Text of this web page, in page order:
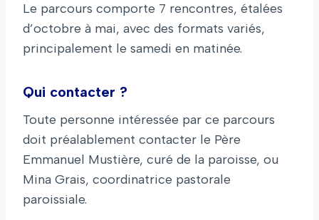
Le parcours comporte 7 rencontres, étalées
d’octobre à mai, avec des formats variés,
principalement le samedi en matinée.
Qui contacter ?
Toute personne intéressée par ce parcours
doit préalablement contacter le Père
Emmanuel Mustière, curé de la paroisse, ou
Mina Grais, coordinatrice pastorale
paroissiale.